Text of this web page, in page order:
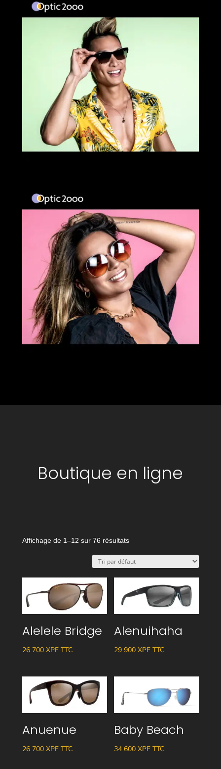
Boutique en ligne
Affichage de 1–12 sur 76 résultats
Alelele Bridge
26 700 XPF TTC
Alenuihaha
29 900XPF TTC
Anuenue
26 700 XPF TTC
Baby Beach
34 600XPF TTC